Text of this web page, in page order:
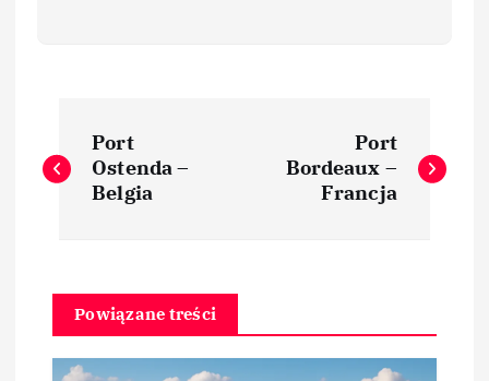
a
g
Port
Ostenda –
Belgia
Port
Bordeaux –
Francja
Powiązane treści